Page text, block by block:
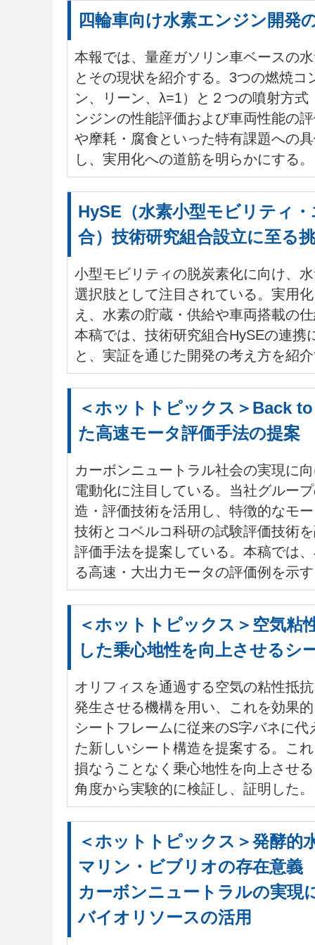
四輪車向け水素エンジン開発
本報では、量産ガソリン車ベースの
とその現状を紹介する。3つの燃焼コ
ン、リーン、λ=1）と２つの噴射方
ンジンの性能評価および車両性能の
や摩耗・腐食といった特有課題への
し、実用化への道筋を明らかにする。
HySE（水素小型モビリティ
合）技術研究組合設立に至る
小型モビリティの脱炭素化に向け、
選択肢として注目されている。実用
え、水素の貯蔵・供給や車両搭載の
本稿では、技術研究組合HySEの連携
と、実証を通じた開発の考え方を紹
＜ホットトピックス＞Back
た高速モータ評価手法の提案
カーボンニュートラル社会の実現に
電動化に注目している。当社グルー
造・評価技術を活用し、特徴的なモ
技術とコベルコ科研の試験評価技術
評価手法を提案している。本稿では
る高速・大出力モータの評価例を示
＜ホットトピックス＞空気粘
した乗心地性を向上させるシ
オリフィスを通過する空気の粘性抵
発生させる機構を用い、これを効果
シートフレームに従来のS字バネに
た新しいシート構造を提案する。こ
損なうことなく乗心地性を向上させ
角度から実験的に検証し、証明した。
＜ホットトピックス＞発酵的
マリン・ビブリオの存在意義
カーボンニュートラルの実現
バイオリソースの活用